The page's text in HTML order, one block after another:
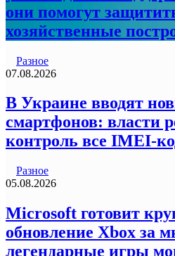
они помогут
хозяйственные
Разное
07.08.2026
В Украине вводят
смартфонов: власти
контроль все IMEI-
Разное
05.08.2026
Microsoft готовит
обновление Xbox за
легендарные игры